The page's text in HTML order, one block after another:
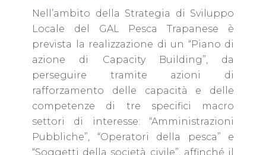
Nell’ambito della Strategia di Sviluppo
Locale del GAL Pesca Trapanese è
prevista la realizzazione di un “Piano di
azione di Capacity Building”, da
perseguire tramite azioni di
rafforzamento delle capacità e delle
competenze di tre specifici macro
settori di interesse: “Amministrazioni
Pubbliche”, “Operatori della pesca” e
“Soggetti della società civile”, affinché il